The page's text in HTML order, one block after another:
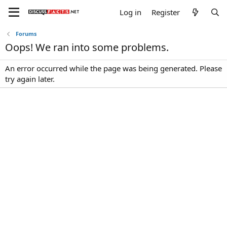
Log in Register
Forums
Oops! We ran into some problems.
An error occurred while the page was being generated. Please
try again later.